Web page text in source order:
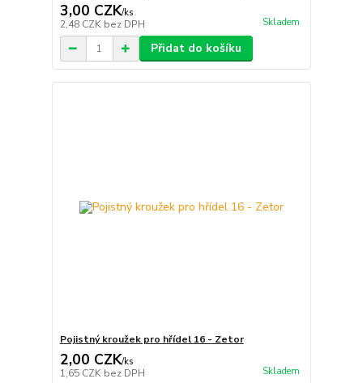
3,00 CZK/ks
2,48 CZK bez DPH Skladem
Přidat do košíku
Pojistný kroužek pro hřídel 16 - Zetor
2,00 CZK/ks
1,65 CZK bez DPH Skladem